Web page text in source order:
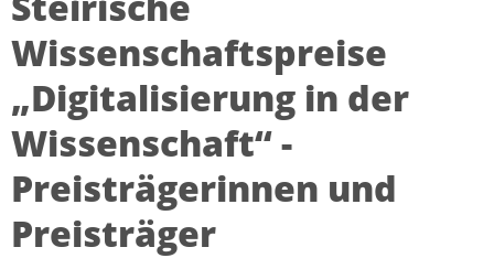
Wissenschaftspreise
„Digitalisierung in der
Wissenschaft“ -
Preisträgerinnen und
Preisträger